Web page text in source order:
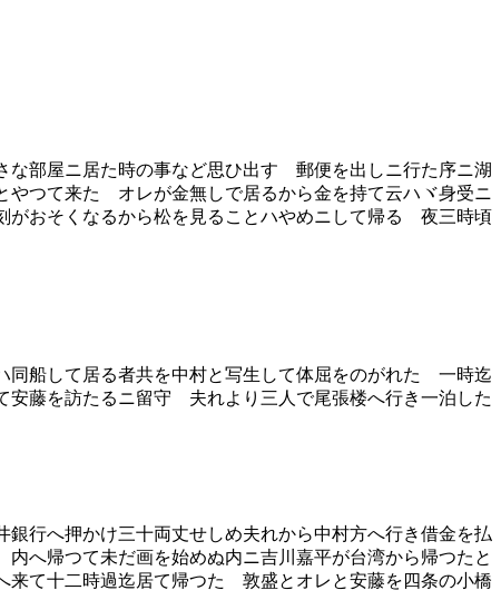
屋ニ居た時の事など思ひ出す 郵便を出しニ行た序ニ湖
つて来た オレが金無しで居るから金を持て云ハヾ身受ニ
おそくなるから松を見ることハやめニして帰る 夜三時頃
して居る者共を中村と写生して体屈をのがれた 一時迄
藤を訪たるニ留守 夫れより三人で尾張楼へ行き一泊した
へ押かけ三十両丈せしめ夫れから中村方へ行き借金を払
帰つて未だ画を始めぬ内ニ吉川嘉平が台湾から帰つたと
て十二時過迄居て帰つた 敦盛とオレと安藤を四条の小橋